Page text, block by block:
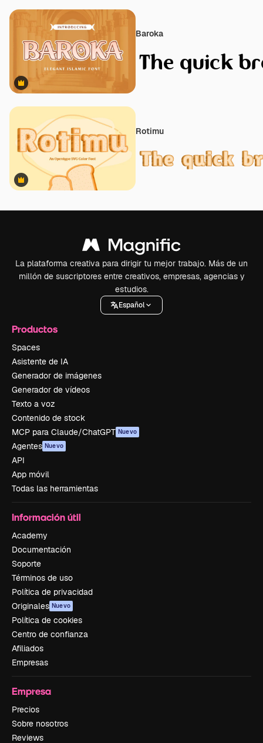
Premium
Baroka
Premium
Rotimu
La plataforma creativa para dirigir tu mejor trabajo. Más de un
millón de suscriptores entre creativos, empresas, agencias y
estudios.
Español
Productos
Spaces
Asistente de IA
Generador de imágenes
Generador de vídeos
Texto a voz
Contenido de stock
MCP para Claude/ChatGPT Nuevo
Agentes Nuevo
API
App móvil
Todas las herramientas
Información útil
Academy
Documentación
Soporte
Términos de uso
Política de privacidad
Originales Nuevo
Política de cookies
Centro de confianza
Afiliados
Empresas
Empresa
Precios
Sobre nosotros
Reviews